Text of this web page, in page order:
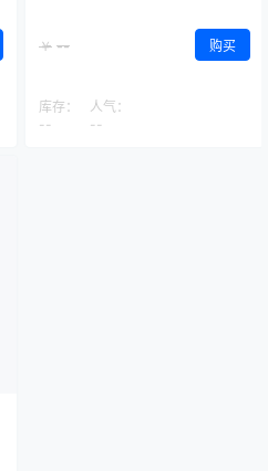
运动鞋 AA1125
￥ -- 购买
库存：
--
人气：
--